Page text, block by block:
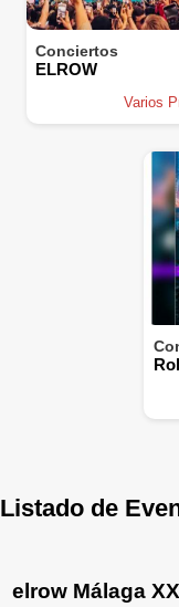
Conciertos
ELROW
Varios
Listado de
elrow Málaga